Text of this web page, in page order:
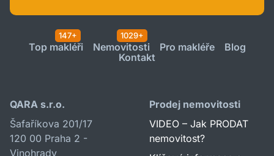
Top makléři
147+
Nemovitosti
1029+
Pro makléře
Blog
Kontakt
QARA s.r.o.
Šafaříkova 201/17
120 00 Praha 2 -
Vinohrady
Prodej nemovitosti
VIDEO – Jak PRODAT
nemovitost?